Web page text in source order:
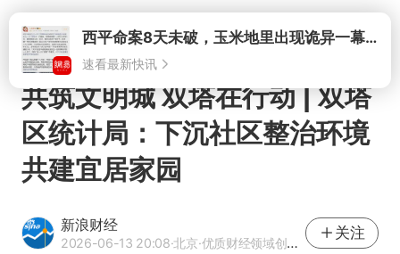
打开
共筑文明城 双塔在行动 | 双塔
区统计局：下沉社区整治环境
共建宜居家园
新浪财经
2026-06-13 20:08·北京·优质财经领域创作者
关注